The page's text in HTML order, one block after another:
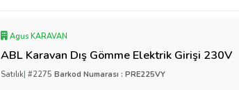
Agus KARAVAN
ABL Karavan Dış Gömme Elektrik Girişi 230V
Satılık| #2275Barkod Numarası : PRE225VY